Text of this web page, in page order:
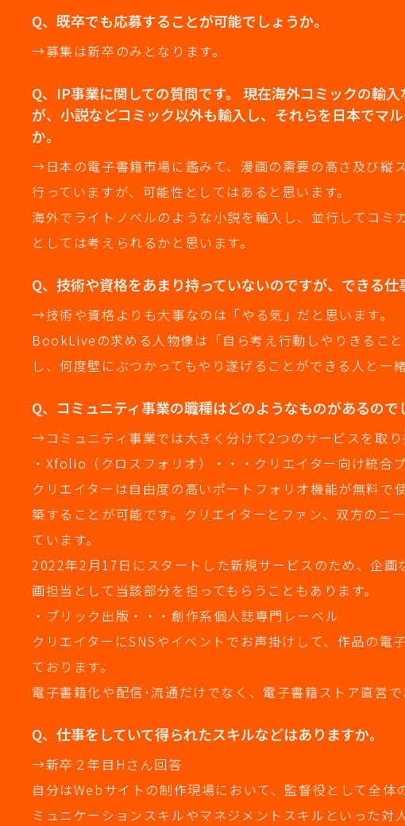
Q、既卒でも応募することが可能でしょうか。
→募集は新卒のみとなります。
Q、IP事業に関しての質問です。 現在海外コミックの輸
が、小説などコミック以外も輸入し、それらを日本でマ
か。
→日本の電子書籍市場に鑑みて、漫画の需要の高さ及び縦
行っていますが、可能性としてはあると思います。
海外でライトノベルのような小説を輸入し、並行してコ
としては考えられるかと思います。
Q、技術や資格をあまり持っていないのですが、できる仕
→技術や資格よりも大事なのは「やる気」だと思います。
BookLiveの求める人物像は「自ら考え行動しやりきるこ
し、何度壁にぶつかってもやり遂げることができる人と一
Q、コミュニティ事業の職種はどのようなものがあるので
→コミュニティ事業では大きく分けて2つのサービスを取り
・Xfolio（クロスフォリオ）・・・クリエイター向け統合
クリエイターは自由度の高いポートフォリオ機能が無料
築することが可能です。クリエイターとファン、双方のニ
ています。
2022年2月17日にスタートした新規サービスのため、企
画担当として当該部分を担ってもらうこともあります。
・ブリック出版・・・創作系個人誌専門レーベル
クリエイターにSNSやイベントでお声掛けして、作品の
ております。
電子書籍化や配信･流通だけでなく、電子書籍ストア直営
Q、仕事をしていて得られたスキルなどはありますか。
→新卒２年目Hさん回答
自分はWebサイトの制作現場において、監督役として全
ミュニケーションスキルやマネジメントスキルといった対